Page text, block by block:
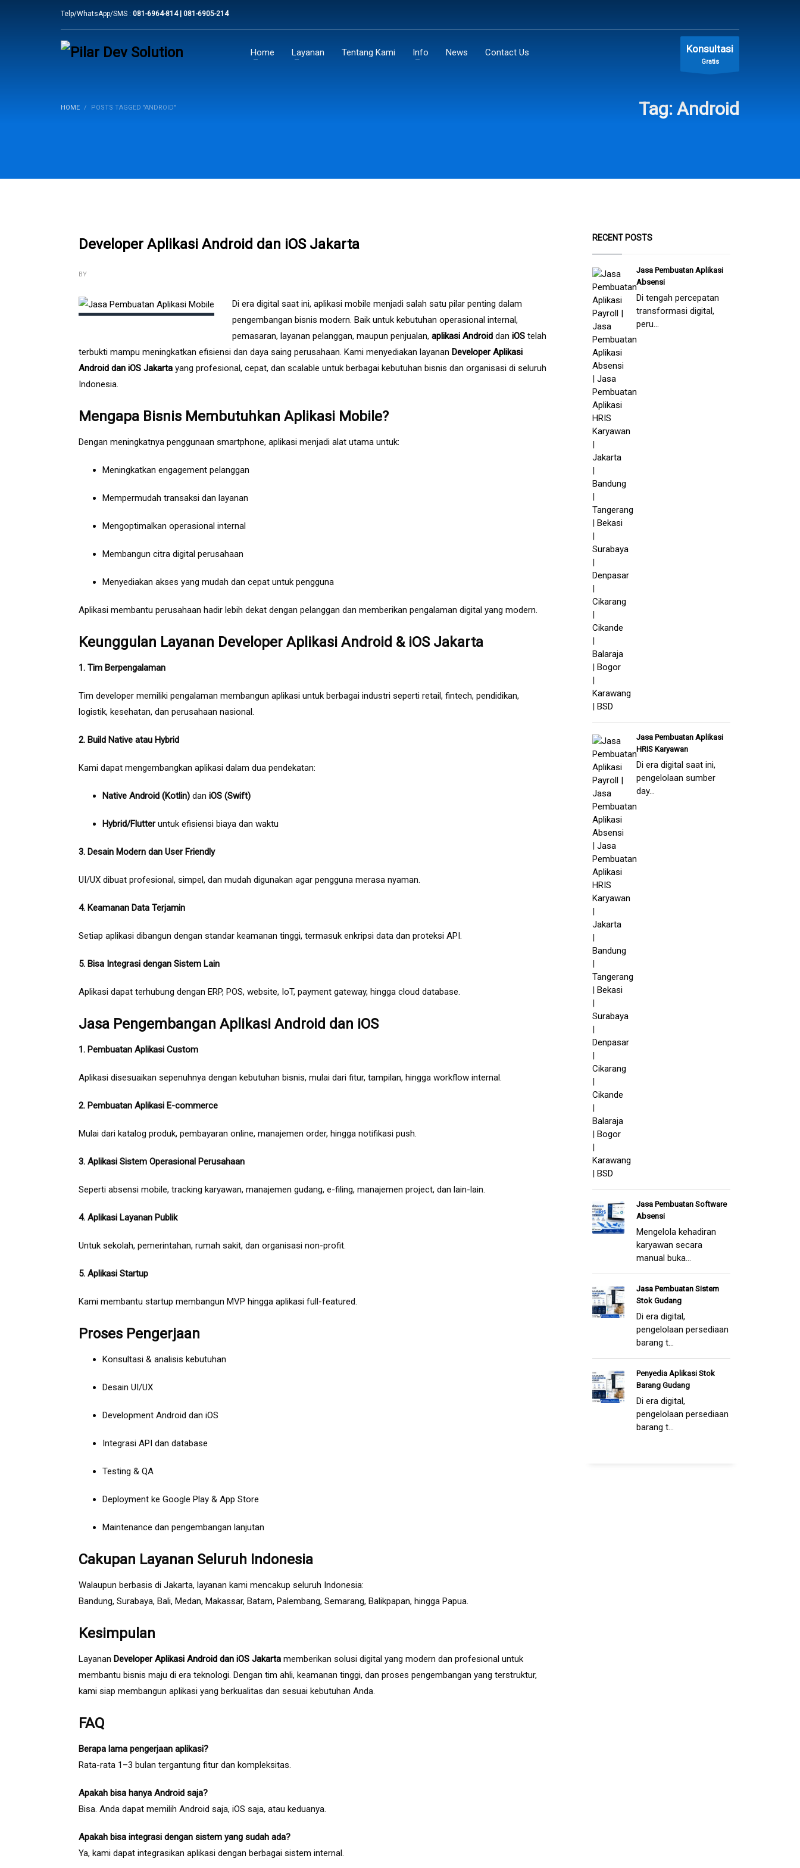
Telp/WhatsApp/SMS : 081-6964-814 | 081-6905-214
Home Layanan Tentang Kami Info News Contact Us Konsultasi
Gratis
HOME POSTS TAGGED "ANDROID" Tag: Android
Developer Aplikasi Android dan iOS Jakarta
BY
Di era digital saat ini, aplikasi mobile menjadi salah satu pilar penting dalam
pengembangan bisnis modern. Baik untuk kebutuhan operasional internal,
pemasaran, layanan pelanggan, maupun penjualan, aplikasi Android dan iOS telah
terbukti mampu meningkatkan efisiensi dan daya saing perusahaan. Kami menyediakan layanan Developer Aplikasi
Android dan iOS Jakarta yang profesional, cepat, dan scalable untuk berbagai kebutuhan bisnis dan organisasi di seluruh
Indonesia.
Mengapa Bisnis Membutuhkan Aplikasi Mobile?
Dengan meningkatnya penggunaan smartphone, aplikasi menjadi alat utama untuk:
Meningkatkan engagement pelanggan
Mempermudah transaksi dan layanan
Mengoptimalkan operasional internal
Membangun citra digital perusahaan
Menyediakan akses yang mudah dan cepat untuk pengguna
Aplikasi membantu perusahaan hadir lebih dekat dengan pelanggan dan memberikan pengalaman digital yang modern.
Keunggulan Layanan Developer Aplikasi Android & iOS Jakarta
1. Tim Berpengalaman
Tim developer memiliki pengalaman membangun aplikasi untuk berbagai industri seperti retail, fintech, pendidikan,
logistik, kesehatan, dan perusahaan nasional.
2. Build Native atau Hybrid
Kami dapat mengembangkan aplikasi dalam dua pendekatan:
Native Android (Kotlin) dan iOS (Swift)
Hybrid/Flutteruntuk efisiensi biaya dan waktu
3. Desain Modern dan User Friendly
UI/UX dibuat profesional, simpel, dan mudah digunakan agar pengguna merasa nyaman.
4. Keamanan Data Terjamin
Setiap aplikasi dibangun dengan standar keamanan tinggi, termasuk enkripsi data dan proteksi API.
5. Bisa Integrasi dengan Sistem Lain
Aplikasi dapat terhubung dengan ERP, POS, website, IoT, payment gateway, hingga cloud database.
Jasa Pengembangan Aplikasi Android dan iOS
1. Pembuatan Aplikasi Custom
Aplikasi disesuaikan sepenuhnya dengan kebutuhan bisnis, mulai dari fitur, tampilan, hingga workflow internal.
2. Pembuatan Aplikasi E-commerce
Mulai dari katalog produk, pembayaran online, manajemen order, hingga notifikasi push.
3. Aplikasi Sistem Operasional Perusahaan
Seperti absensi mobile, tracking karyawan, manajemen gudang, e-filing, manajemen project, dan lain-lain.
4. Aplikasi Layanan Publik
Untuk sekolah, pemerintahan, rumah sakit, dan organisasi non-profit.
5. Aplikasi Startup
Kami membantu startup membangun MVP hingga aplikasi full-featured.
Proses Pengerjaan
Konsultasi & analisis kebutuhan
Desain UI/UX
Development Android dan iOS
Integrasi API dan database
Testing & QA
Deployment ke Google Play & App Store
Maintenance dan pengembangan lanjutan
Cakupan Layanan Seluruh Indonesia
Walaupun berbasis di Jakarta, layanan kami mencakup seluruh Indonesia:
Bandung, Surabaya, Bali, Medan, Makassar, Batam, Palembang, Semarang, Balikpapan, hingga Papua.
Kesimpulan
Layanan Developer Aplikasi Android dan iOS Jakarta memberikan solusi digital yang modern dan profesional untuk
membantu bisnis maju di era teknologi. Dengan tim ahli, keamanan tinggi, dan proses pengembangan yang terstruktur,
kami siap membangun aplikasi yang berkualitas dan sesuai kebutuhan Anda.
FAQ
Berapa lama pengerjaan aplikasi?
Rata-rata 1–3 bulan tergantung fitur dan kompleksitas.
Apakah bisa hanya Android saja?
Bisa. Anda dapat memilih Android saja, iOS saja, atau keduanya.
Apakah bisa integrasi dengan sistem yang sudah ada?
Ya, kami dapat integrasikan aplikasi dengan berbagai sistem internal.
RECENT POSTS
Jasa Pembuatan Aplikasi
Absensi
Di tengah percepatan
transformasi digital,
peru...
Jasa Pembuatan Aplikasi
HRIS Karyawan
Di era digital saat ini,
pengelolaan sumber
day...
Jasa Pembuatan Software
Absensi
Mengelola kehadiran
karyawan secara
manual buka...
Jasa Pembuatan Sistem
Stok Gudang
Di era digital,
pengelolaan persediaan
barang t...
Penyedia Aplikasi Stok
Barang Gudang
Di era digital,
pengelolaan persediaan
barang t...